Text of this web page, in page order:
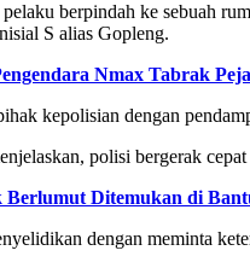
pelaku berpindah ke sebuah
S alias Gopleng.
Nmax Tabrak
kepolisian dengan
polisi bergerak
Berlumut Ditemukan di
dengan meminta